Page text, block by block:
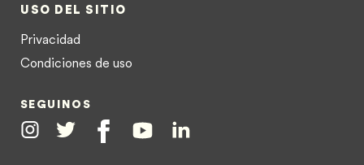
USO DEL SITIO
Privacidad
Condiciones de uso
SEGUINOS
InstagramTwitter FacebookYoutubeLinkedin